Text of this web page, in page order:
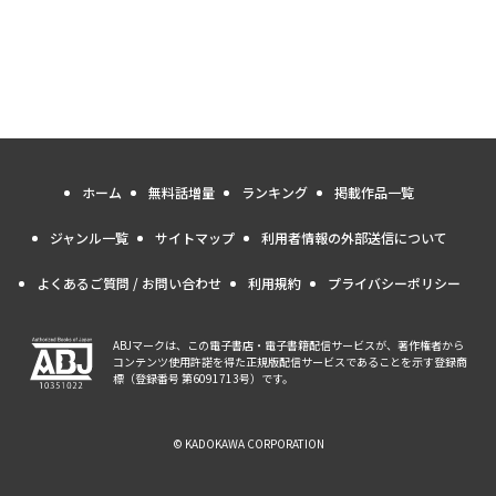
ホーム 無料話増量 ランキング 掲載作品一覧
ジャンル一覧 サイトマップ 利用者情報の外部送信について
よくあるご質問 / お問い合わせ 利用規約 プライバシーポリシー
ABJマークは、この電子書店・電子書籍配信サービスが、著作権者から
コンテンツ使用許諾を得た正規版配信サービスであることを示す登録商
標（登録番号 第6091713号）です。
© KADOKAWA CORPORATION